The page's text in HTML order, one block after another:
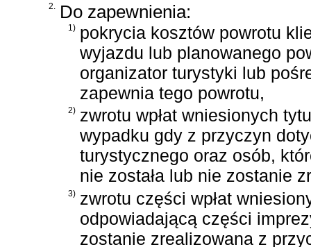
2. Do zapewnienia:
1) pokrycia kosztów powrotu
wyjazdu lub planowanego
organizator turystyki lub
zapewnia tego powrotu,
2) zwrotu wpłat wniesionych
wypadku gdy z przyczyn
turystycznego oraz osób,
nie została lub nie zostanie
3) zwrotu części wpłat
odpowiadającą części
zostanie zrealizowana z